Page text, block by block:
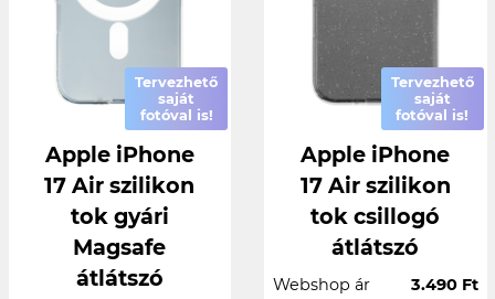
Tervezhető
saját
fotóval is!
Apple iPhone
17 Air szilikon
tok gyári
Magsafe
átlátszó
Tervezhető
saját
fotóval is!
Apple iPhone
17 Air szilikon
tok csillogó
átlátszó
Webshop ár
3.490 Ft